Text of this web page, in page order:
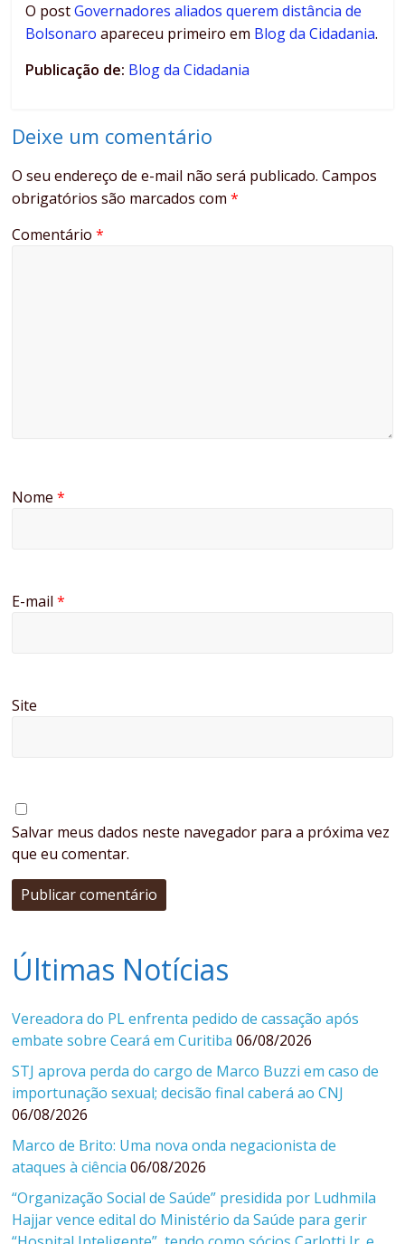
O postGovernadores aliados querem distância de
Bolsonaro apareceu primeiro em Blog da Cidadania.
Publicação de: Blog da Cidadania
Deixe um comentário
O seu endereço de e-mail não será publicado. Campos
obrigatórios são marcados com*
Comentário*
Nome*
E-mail*
Site
Salvar meus dados neste navegador para a próxima vez
que eu comentar.
Últimas Notícias
Vereadora do PL enfrenta pedido de cassação após
embate sobre Ceará em Curitiba 06/08/2026
STJ aprova perda do cargo de Marco Buzzi em caso de
importunação sexual; decisão final caberá ao CNJ
06/08/2026
Marco de Brito: Uma nova onda negacionista de
ataques à ciência 06/08/2026
“Organização Social de Saúde” presidida por Ludhmila
Hajjar vence edital do Ministério da Saúde para gerir